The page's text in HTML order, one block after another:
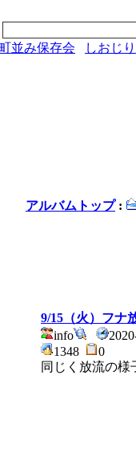
並み保存会
しおじ
アルバムトップ:
9/15（火）フナ
info
1348
0
同じく放流の様